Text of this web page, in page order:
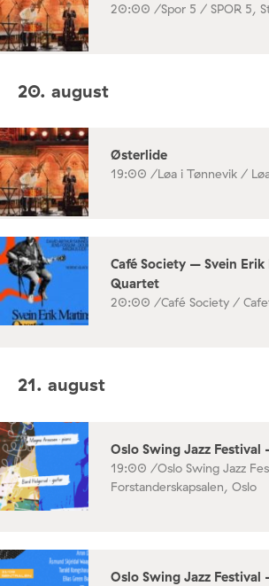
20:00 /Spor 5 / SPOR 5,
20. august
Østerlide
19:00 /Løa i Tønnevik /
Café Society – Svein
Quartet
20:00 /Café Society /
21. august
Oslo Swing Jazz Festival
19:00 /Oslo Swing Jazz
Forstanderskapsalen, Oslo
Oslo Swing Jazz